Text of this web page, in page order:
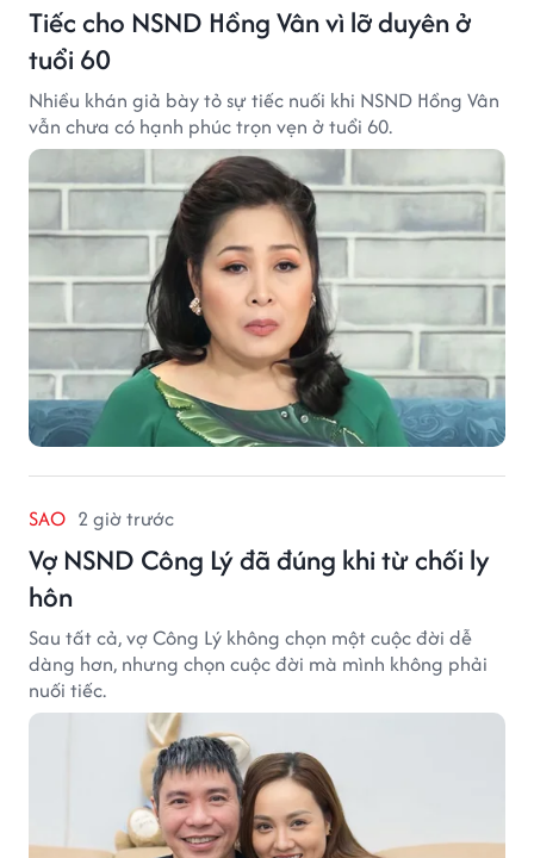
Tiếc cho NSND Hồng Vân vì lỡ duyên ở
tuổi 60
Nhiều khán giả bày tỏ sự tiếc nuối khi NSND Hồng Vân
vẫn chưa có hạnh phúc trọn vẹn ở tuổi 60.
SAO 2 giờ trước
Vợ NSND Công Lý đã đúng khi từ chối ly
hôn
Sau tất cả, vợ Công Lý không chọn một cuộc đời dễ
dàng hơn, nhưng chọn cuộc đời mà mình không phải
nuối tiếc.